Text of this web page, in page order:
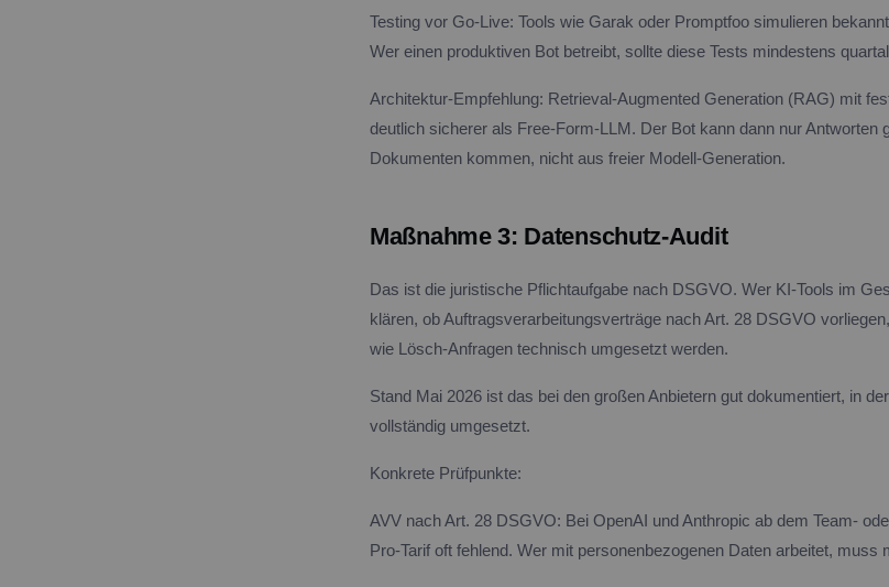
Testing vor Go-Live: Tools wie Garak oder Promptfoo simulieren
Wer einen produktiven Bot betreibt, sollte diese Tests mindestens
Architektur-Empfehlung: Retrieval-Augmented Generation (RAG) mit
deutlich sicherer als Free-Form-LLM. Der Bot kann dann nur Antworten
Dokumenten kommen, nicht aus freier Modell-Generation.
Maßnahme 3: Datenschutz-Audit
Das ist die juristische Pflichtaufgabe nach DSGVO. Wer KI-Tools im
klären, ob Auftragsverarbeitungsverträge nach Art. 28 DSGVO
wie Lösch-Anfragen technisch umgesetzt werden.
Stand Mai 2026 ist das bei den großen Anbietern gut dokumentiert, in
vollständig umgesetzt.
Konkrete Prüfpunkte:
AVV nach Art. 28 DSGVO: Bei OpenAI und Anthropic ab dem Team-
Pro-Tarif oft fehlend. Wer mit personenbezogenen Daten arbeitet, muss